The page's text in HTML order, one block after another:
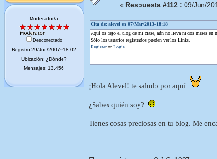
Moderador/a
Desconectado
Registro:29/Jun/2007~18:02
Ubicación: ¿Dónde?
Mensajes: 13.456
« Respuesta #112 : 09/Jun/
Cita de: alevel en 07/Mar/2013~18:18
Aquí os dejo el blog de mi clase, aún no lleva ni dos meses en
Sólo los usuarios registrados pueden ver los Links.
RegisterorLogin
¡Hola Alevel! te saludo por aquí
¿Sabes quién soy?
Tienes cosas preciosas en tu blog. Me